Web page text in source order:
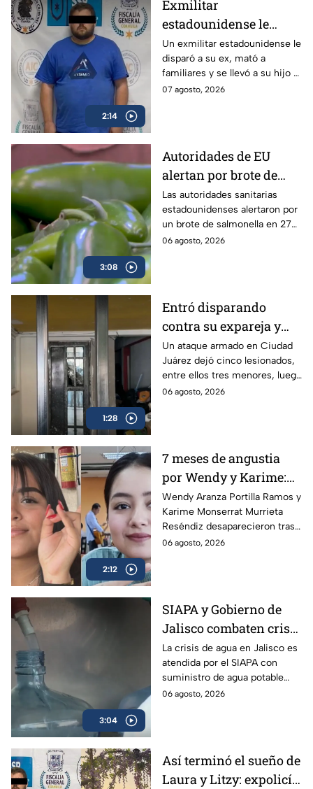
2:14
Exmilitar
estadounidense le
disparó a su ex en
Saltillo, mató a
familiares y se llevó a
su hijo
Un exmilitar estadounidense le
disparó a su ex, mató a
familiares y se llevó a su hijo a
la frontera.
07 agosto, 2026
3:08
Autoridades de EU
alertan por brote de
Salmonella en cultivos
de jalapeño en México
Las autoridades sanitarias
estadounidenses alertaron por
un brote de salmonella en 27
estados vinculados a el chile
06 agosto, 2026
1:28
Entró disparando
contra su expareja y
sus hijos: Ataque
armado conmociona a
Ciudad Juárez
Un ataque armado en Ciudad
Juárez dejó cinco lesionados,
entre ellos tres menores, luego
de que un exesposo
06 agosto, 2026
2:12
7 meses de angustia
por Wendy y Karime:
desaparecieron tras
acudir a funeral de
reportero en Veracruz
Wendy Aranza Portilla Ramos y
Karime Monserrat Murrieta
Reséndiz desaparecieron tras
asistir al funeral del reportero
06 agosto, 2026
3:04
SIAPA y Gobierno de
Jalisco combaten crisis
de agua y llevan
suministro potable
gratuito a colonias
afectadas
La crisis de agua en Jalisco es
atendida por el SIAPA con
suministro de agua potable
gratuito, nuevas obras de
06 agosto, 2026
Así terminó el sueño de
Laura y Litzy: expolicía